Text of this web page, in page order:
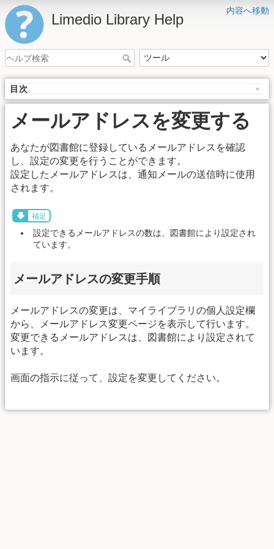
内容へ移動
Limedio Library Help
目次
メールアドレスを変更する
あなたが図書館に登録しているメールアドレスを確認
し、設定の変更を行うことができます。
設定したメールアドレスは、通知メールの送信時に使用
されます。
補足
設定できるメールアドレスの数は、図書館により設定され
ています。
メールアドレスの変更手順
メールアドレスの変更は、マイライブラリの個人設定欄
から、メールアドレス変更ページを表示して行います。
変更できるメールアドレスは、図書館により設定されて
います。
画面の指示に従って、設定を変更してください。